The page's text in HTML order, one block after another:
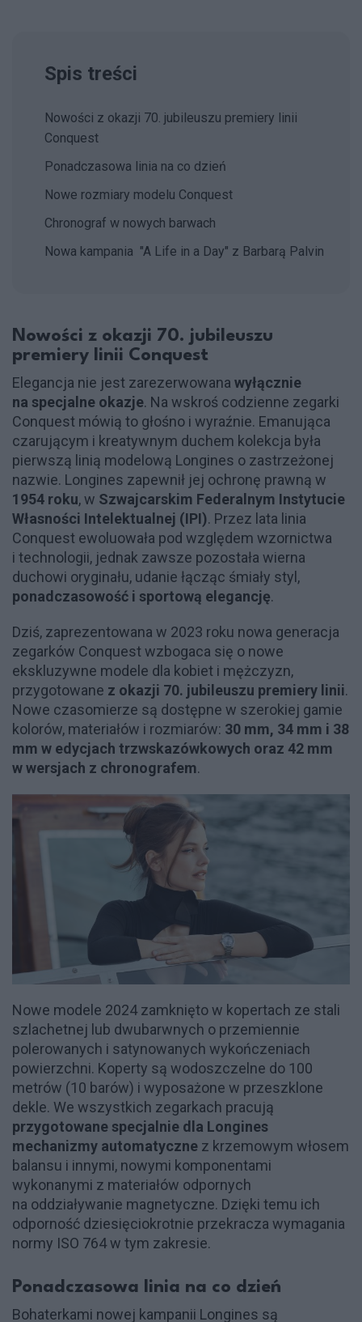
Spis treści
Nowości z okazji 70. jubileuszu premiery linii
Conquest
Ponadczasowa linia na co dzień
Nowe rozmiary modelu Conquest
Chronograf w nowych barwach
Nowa kampania "A Life in a Day" z Barbarą Palvin
Nowości z okazji 70. jubileuszu
premiery linii Conquest
Elegancja nie jest zarezerwowana wyłącznie
na specjalne okazje. Na wskroś codzienne zegarki
Conquest mówią to głośno i wyraźnie. Emanująca
czarującym i kreatywnym duchem kolekcja była
pierwszą linią modelową Longines o zastrzeżonej
nazwie. Longines zapewnił jej ochronę prawną w
1954 roku, w Szwajcarskim Federalnym Instytucie
Własności Intelektualnej (IPI). Przez lata linia
Conquest ewoluowała pod względem wzornictwa
i technologii, jednak zawsze pozostała wierna
duchowi oryginału, udanie łącząc śmiały styl,
ponadczasowość i sportową elegancję.
Dziś, zaprezentowana w 2023 roku nowa generacja
zegarków Conquest wzbogaca się o nowe
ekskluzywne modele dla kobiet i mężczyzn,
przygotowane z okazji 70. jubileuszu premiery linii.
Nowe czasomierze są dostępne w szerokiej gamie
kolorów, materiałów i rozmiarów: 30 mm, 34 mm i 38
mm w edycjach trzwskazówkowych oraz 42 mm
w wersjach z chronografem.
Nowe modele 2024 zamknięto w kopertach ze stali
szlachetnej lub dwubarwnych o przemiennie
polerowanych i satynowanych wykończeniach
powierzchni. Koperty są wodoszczelne do 100
metrów (10 barów) i wyposażone w przeszklone
dekle. We wszystkich zegarkach pracują
przygotowane specjalnie dla Longines
mechanizmy automatyczne z krzemowym włosem
balansu i innymi, nowymi komponentami
wykonanymi z materiałów odpornych
na oddziaływanie magnetyczne. Dzięki temu ich
odporność dziesięciokrotnie przekracza wymagania
normy ISO 764 w tym zakresie.
Ponadczasowa linia na co dzień
Bohaterkami nowej kampanii Longines są